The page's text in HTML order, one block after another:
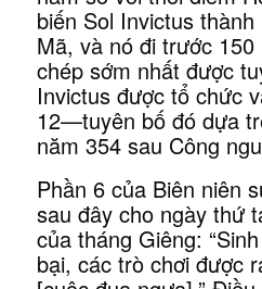
biến Sol Invictus
Mã, và nó đi trước
chép sớm nhất được
Invictus được tổ chức
12—tuyên bố đó dựa
năm 354 sau Công
Phần 6 của Biên niên
sau đây cho ngày thứ
của tháng Giêng:
bại, các trò chơi được